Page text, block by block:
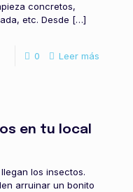
concretos,
etc. Desde […]
0 Leer más
en tu local
los insectos.
arruinar un bonito